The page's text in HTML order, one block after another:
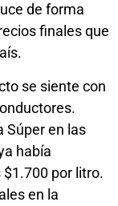
de forma
finales que
se siente con
Súper en las
había
por litro.
en la